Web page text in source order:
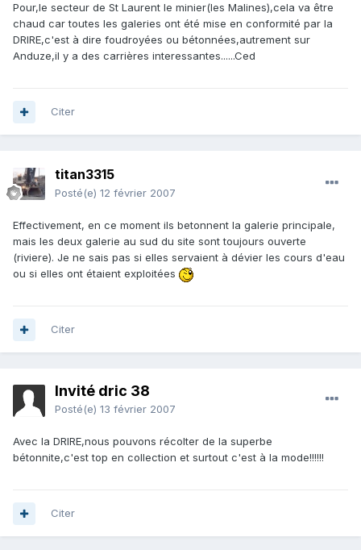
Pour,le secteur de St Laurent le minier(les Malines),cela va être
chaud car toutes les galeries ont été mise en conformité par la
DRIRE,c'est à dire foudroyées ou bétonnées,autrement sur
Anduze,il y a des carrières interessantes......Ced
Citer
titan3315
Posté(e) 12 février 2007
Effectivement, en ce moment ils betonnent la galerie principale,
mais les deux galerie au sud du site sont toujours ouverte
(riviere). Je ne sais pas si elles servaient à dévier les cours d'eau
ou si elles ont étaient exploitées
Citer
Invité dric 38
Posté(e) 13 février 2007
Avec la DRIRE,nous pouvons récolter de la superbe
bétonnite,c'est top en collection et surtout c'est à la mode!!!!!!
Citer